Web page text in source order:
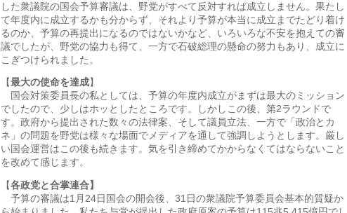
した衆議院の国会予算審議は、野党がすべて反対すれば成立しません。果たし
て年度内に成立するかも分からず、それより予算が本当に成立までたどり着け
るのか、予算の再提出になるのではないかなど、いろいろな不安を抱えての審
議でしたが、野党の協力も得て、一方で石破総理の懸命の努力もあり、成立に
こぎつけられました。
【最大の使命を達成】
国会対策委員長の私としては、予算の年度内成立がまずは最大のミッション
でしたので、少しはホッとしたところです。しかしこの後、第2ラウンドで
す。政府から提出された数々の法律案、そして議員立法、一方で「政治とカ
ネ」の問題を野党は様々な場面でメディアを通して強調しようとします。厳し
い国会運営はこの後も続きます。気を引き締めてかからなくてはならないこと
を改めて感じます。
【 各政党と合掌連合】
予算の審議は1月24日国会の開会後、31日の衆議院予算委員会基本的質疑か